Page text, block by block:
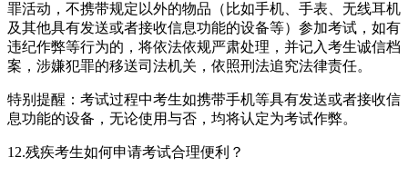
罪活动，不携带规定以外的物品（比如手机、手表、无线耳机
及其他具有发送或者接收信息功能的设备等）参加考试，如有
违纪作弊等行为的，将依法依规严肃处理，并记入考生诚信档
案，涉嫌犯罪的移送司法机关，依照刑法追究法律责任。
特别提醒：考试过程中考生如携带手机等具有发送或者接收信
息功能的设备，无论使用与否，均将认定为考试作弊。
12.残疾考生如何申请考试合理便利？